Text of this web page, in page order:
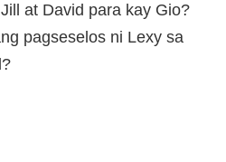
at David para kay Gio?
pagseselos ni Lexy sa